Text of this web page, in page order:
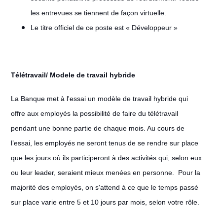
les entrevues se tiennent de façon virtuelle.
Le titre officiel de ce poste est « Développeur »
Télétravail/ Modele de travail hybride
La Banque met à l'essai un modèle de travail hybride qui
offre aux employés la possibilité de faire du télétravail
pendant une bonne partie de chaque mois. Au cours de
l’essai, les employés ne seront tenus de se rendre sur place
que les jours où ils participeront à des activités qui, selon eux
ou leur leader, seraient mieux menées en personne. Pour la
majorité des employés, on s'attend à ce que le temps passé
sur place varie entre 5 et 10 jours par mois, selon votre rôle.